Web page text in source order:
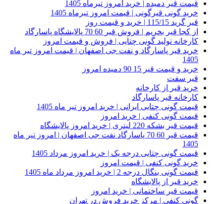
قیمت قیر دمیده | خرید امروز تیرماه 1405
خرید گونی قیرگونی | قیمت امروز تیرماه 1405
قیر گرید 115/15 | خرید و قیمت روز
از کجا قیر بخریم | فروش قیر 60 70 پالایشگاه پاسارگاد
کارخانه تولید گونی چتایی | فروش و قیمت امروز
خرید قیر پاسارگاد و نفت جی اصفهان | قیمت امروز تیر ماه
1405
خرید و قیمت قیر 15 90 دمیده امروز
قیر سفت
خرید قیر از کارخانه
کارخانه قیر پاسارگاد
قیمت گونی چتایی ایرانی | خرید امروز تیر ماه 1405
قیمت گونی کنفی | خرید امروز
قیمت قیر بشکه 220 لیتری | خرید امروز پالایشگاه
قیمت قیر 60 70 پاسارگاد نفت جی اصفهان | امروز تیر ماه
1405
قیمت گونی چتایی درجه یک | خرید امروز مرداد 1405
خرید گونی کنفی | قیمت امروز
قیمت گونی بنگال درجه 2 | خرید امروز مرداد ماه 1405
خرید قیر از پالایشگاه
قیمت قیر ساختمانی | خرید امروز
گونی کنفی | مرکز خرید فروش در تهران